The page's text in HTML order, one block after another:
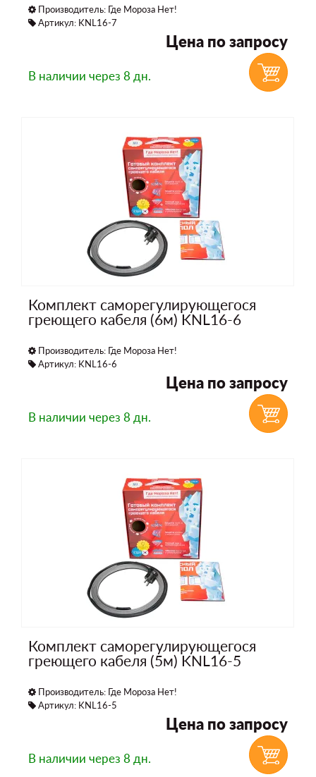
Производитель: Где Мороза Нет!
Артикул: KNL16-7
Цена по запросу
В наличии через 8 дн.
Комплект саморегулирующегося
греющего кабеля (6м) KNL16-6
Производитель: Где Мороза Нет!
Артикул: KNL16-6
Цена по запросу
В наличии через 8 дн.
Комплект саморегулирующегося
греющего кабеля (5м) KNL16-5
Производитель: Где Мороза Нет!
Артикул: KNL16-5
Цена по запросу
В наличии через 8 дн.